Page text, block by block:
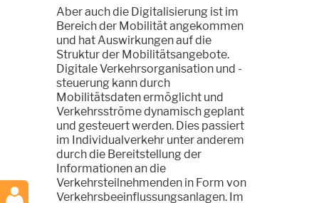
Aber auch die Digitalisierung ist im
Bereich der Mobilität angekommen
und hat Auswirkungen auf die
Struktur der Mobilitätsangebote.
Digitale Verkehrsorganisation und -
steuerung kann durch
Mobilitätsdaten ermöglicht und
Verkehrsströme dynamisch geplant
und gesteuert werden. Dies passiert
im Individualverkehr unter anderem
durch die Bereitstellung der
Informationen an die
Verkehrsteilnehmenden in Form von
Verkehrsbeeinflussungsanlagen. Im